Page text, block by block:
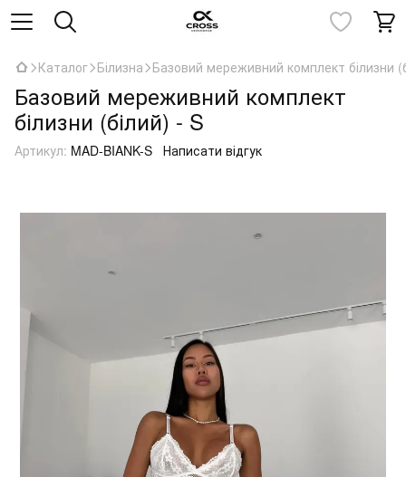
Каталог Білизна Базовий мереживний комплект білизни
Базовий мереживний комплект
білизни (білий) - S
Артикул: MAD-BIANK-S Написати відгук